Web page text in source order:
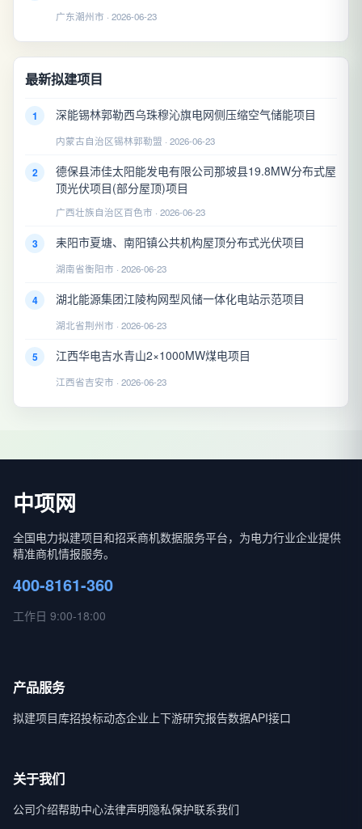
广东潮州市 · 2026-06-23
最新拟建项目
1 深能锡林郭勒西乌珠穆沁旗电网侧压缩空气储能项目
内蒙古自治区锡林郭勒盟 · 2026-06-23
2
德保县沛佳太阳能发电有限公司那坡县19.8MW分布式屋
顶光伏项目(部分屋顶)项目
广西壮族自治区百色市 · 2026-06-23
3 耒阳市夏塘、南阳镇公共机构屋顶分布式光伏项目
湖南省衡阳市 · 2026-06-23
4 湖北能源集团江陵构网型风储一体化电站示范项目
湖北省荆州市 · 2026-06-23
5 江西华电吉水青山2×1000MW煤电项目
江西省吉安市 · 2026-06-23
中项网
全国电力拟建项目和招采商机数据服务平台，为电力行业企业提供
精准商机情报服务。
400-8161-360
工作日 9:00-18:00
产品服务
拟建项目库招投标动态企业上下游研究报告数据API接口
关于我们
公司介绍帮助中心法律声明隐私保护联系我们